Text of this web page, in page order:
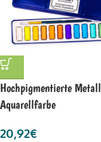
Hochpigmentierte
Aquarellfarbe
20,92€